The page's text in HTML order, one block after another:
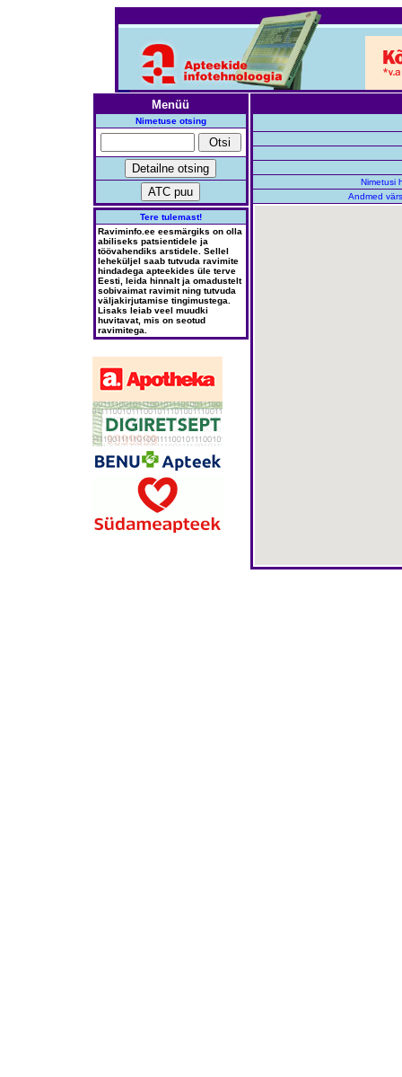
Menüü
Nimetuse otsing
Tere tulemast!
Raviminfo.ee eesmärgiks on olla
abiliseks patsientidele ja
töövahendiks arstidele. Sellel
leheküljel saab tutvuda ravimite
hindadega apteekides üle terve
Eesti, leida hinnalt ja omadustelt
sobivaimat ravimit ning tutvuda
väljakirjutamise tingimustega.
Lisaks leiab veel muudki
huvitavat, mis on seotud
ravimitega.
Nimetusi
Andmed